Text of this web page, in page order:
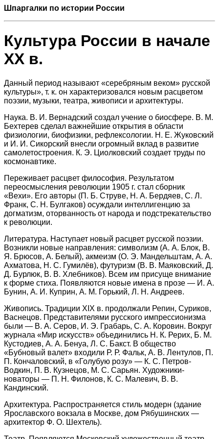
Шпаргалки по истории России
Культура России в начале
XX в.
Данный период называют «серебряным веком» русской
культуры», т. к. он характеризовался новым расцветом
поэзии, музыки, театра, живописи и архитектуры.
Наука. В. И. Вернадский создал учение о биосфере. В. М.
Бехтерев сделал важнейшие открытия в области
физиологии, биофизики, рефлексологии. Н. Е. Жуковский
и И. И. Сикорский внесли огромный вклад в развитие
самолетостроения. К. Э. Циолковский создает труды по
космонавтике.
Переживает расцвет философия. Результатом
переосмысления революции 1905 г. стал сборник
«Вехи». Его авторы (П. Б. Струве, Н. А. Бердяев, С. Л.
Франк, С. Н. Булгаков) осуждали интеллигенцию за
догматизм, оторванность от народа и подстрекательство
к революции.
Литература. Наступает новый расцвет русской поэзии.
Возникли новые направления: символизм (А. А. Блок, В.
Я. Брюсов, А. Белый), акмеизм (О. Э. Мандельштам, А. А.
Ахматова, Н. С. Гумилёв), футуризм (В. В. Маяковский, Д.
Д. Бурлюк, В. В. Хлебников). Всем им присуще внимание
к форме стиха. Появляются новые имена в прозе — И. А.
Бунин, А. И. Куприн, А. М. Горький, Л. Н. Андреев.
Живопись. Традиции XIX в. продолжали Репин, Суриков,
Васнецов. Представителями русского импрессионизма
были — В. А. Серов, И. Э. Грабарь, С. А. Коровин. Вокруг
журнала «Мир искусств» объединились Н. К. Рерих, Б. М.
Кустодиев, А. А. Бенуа, Л. С. Бакст. В общество
«Бубновый валет» входили Р. Р. Фальк, А. В. Лентулов, П.
П. Кончаловский, в «Голубую розу» — К. С. Петров-
Водкин, П. В. Кузнецов, М. С. Сарьян. Художники-
новаторы — П. Н. Филонов, К. С. Малевич, В. В.
Кандинский.
Архитектура. Распространяется стиль модерн (здание
Ярославского вокзала в Москве, дом Рябушинских —
архитектор Ф. О. Шехтель).